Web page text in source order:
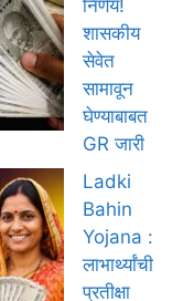
निर्णय!
शासकीय
सेवेत
सामावून
घेण्याबाबत
GR जारी
Ladki
Bahin
Yojana :
लाभार्थ्यांची
प्रतीक्षा